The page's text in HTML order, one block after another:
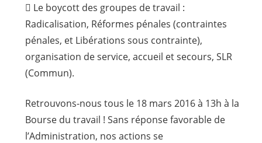
 Le boycott des groupes de travail :
Radicalisation, Réformes pénales (contraintes
pénales, et Libérations sous contrainte),
organisation de service, accueil et secours, SLR
(Commun).
Retrouvons-nous tous le 18 mars 2016 à 13h à la
Bourse du travail ! Sans réponse favorable de
l’Administration, nos actions se